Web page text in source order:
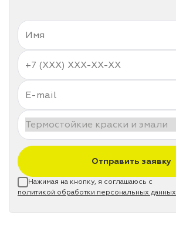
Отправить заявку
Нажимая на кнопку, я соглашаюсь с
политикой обработки персональных данных